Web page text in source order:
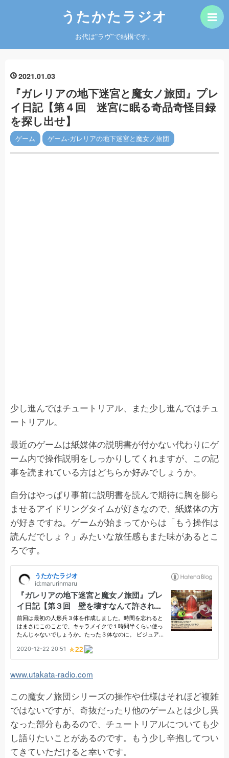
うたかたラジオ
お代は“ラヴ”で結構です。
2021 01 03
『ガレリアの地下迷宮と魔女ノ旅団』プレ
イ日記【第４回 迷宮に眠る奇品奇怪目録
を探し出せ】
ゲーム ゲーム-ガレリアの地下迷宮と魔女ノ旅団
少し進んではチュートリアル、また少し進んではチュ
ートリアル。
最近のゲームは紙媒体の説明書が付かない代わりにゲ
ーム内で操作説明をしっかりしてくれますが、この記
事を読まれている方はどちらか好みでしょうか。
自分はやっぱり事前に説明書を読んで期待に胸を膨ら
ませるアイドリングタイムが好きなので、紙媒体の方
が好きですね。ゲームが始まってからは「もう操作は
読んだでしょ？」みたいな放任感もまた味があるとこ
ろです。
www.utakata-radio.com
この魔女ノ旅団シリーズの操作や仕様はそれほど複雑
ではないですが、奇抜だったり他のゲームとは少し異
なった部分もあるので、チュートリアルについても少
し語りたいことがあるのです。もう少し辛抱してつい
てきていただけると幸いです。